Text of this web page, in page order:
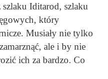
Iditarod, szlaku
który
Musiały nie tylko
ale i by nie
ich za bardzo. Co